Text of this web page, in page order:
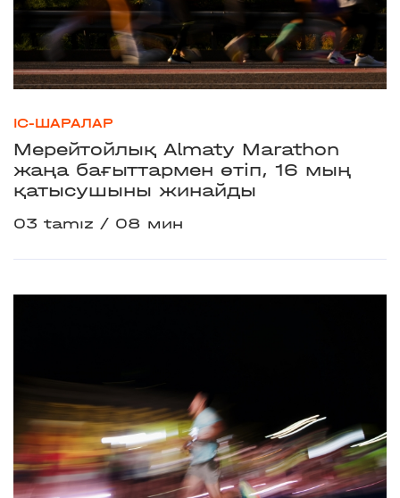
ІС-ШАРАЛАР
Мерейтойлық Almaty Marathon
жаңа бағыттармен өтіп, 16 мың
қатысушыны жинайды
03 tamız 08 мин